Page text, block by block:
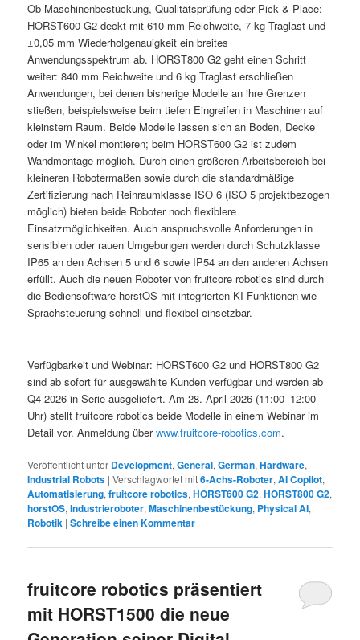
Ob Maschinenbestückung, Qualitätsprüfung oder Pick & Place:
HORST600 G2 deckt mit 610 mm Reichweite, 7 kg Traglast und
±0,05 mm Wiederholgenauigkeit ein breites
Anwendungsspektrum ab. HORST800 G2 geht einen Schritt
weiter: 840 mm Reichweite und 6 kg Traglast erschließen
Anwendungen, bei denen bisherige Modelle an ihre Grenzen
stießen, beispielsweise beim tiefen Eingreifen in Maschinen auf
kleinstem Raum. Beide Modelle lassen sich an Boden, Decke
oder im Winkel montieren; beim HORST600 G2 ist zudem
Wandmontage möglich. Durch einen größeren Arbeitsbereich bei
kleineren Robotermaßen sowie durch die standardmäßige
Zertifizierung nach Reinraumklasse ISO 6 (ISO 5 projektbezogen
möglich) bieten beide Roboter noch flexiblere
Einsatzmöglichkeiten. Auch anspruchsvolle Anforderungen in
sensiblen oder rauen Umgebungen werden durch Schutzklasse
IP65 an den Achsen 5 und 6 sowie IP54 an den anderen Achsen
erfüllt. Auch die neuen Roboter von fruitcore robotics sind durch
die Bediensoftware horstOS mit integrierten KI-Funktionen wie
Sprachsteuerung schnell und flexibel einsetzbar.
Verfügbarkeit und Webinar: HORST600 G2 und HORST800 G2
sind ab sofort für ausgewählte Kunden verfügbar und werden ab
Q4 2026 in Serie ausgeliefert. Am 28. April 2026 (11:00–12:00
Uhr) stellt fruitcore robotics beide Modelle in einem Webinar im
Detail vor. Anmeldung überwww.fruitcore-robotics.com.
Veröffentlicht unter Development,General,German,Hardware,
Industrial Robots |Verschlagwortet mit6-Achs-Roboter,AI Copilot,
Automatisierung,fruitcore robotics,HORST600 G2,HORST800 G2,
horstOS,Industrieroboter,Maschinenbestückung, Physical AI,
Robotik |Schreibe einen Kommentar
fruitcore robotics präsentiert
mit HORST1500 die neue